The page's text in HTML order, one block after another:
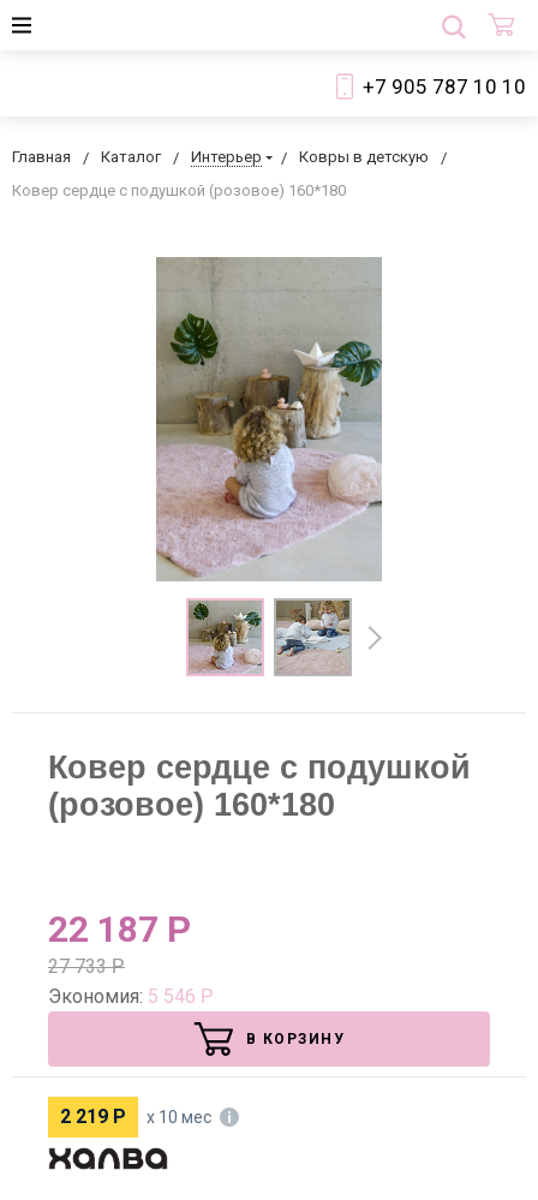
+7 905 787 10 10
Главная Каталог Интерьер
Ковры в детскую
Ковер сердце с подушкой (розовое) 160*180
Ковер сердце с подушкой
(розовое) 160*180
22 187 Р
27 733Р
Экономия: 5 546 Р
В КОРЗИНУ
2 219 Р х 10 мес